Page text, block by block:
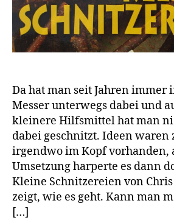
Da hat man seit Jahren immer
Messer unterwegs dabei und
kleinere Hilfsmittel hat man
dabei geschnitzt. Ideen
irgendwo im Kopf vorhanden,
Umsetzung harperte es dann
Kleine Schnitzereien von
zeigt, wie es geht. Kann man
[…]